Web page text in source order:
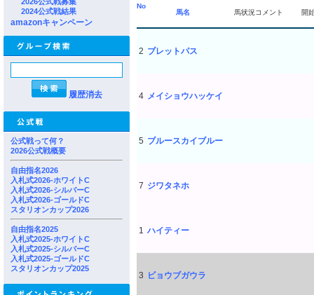
2024公式戦結果
amazonキャンペーン
履歴消去
公式戦って何？
2026公式戦概要
自由指名2026
入札式2026-ホワイトC
入札式2026-シルバーC
入札式2026-ゴールドC
スタリオンカップ2026
自由指名2025
入札式2025-ホワイトC
入札式2025-シルバーC
入札式2025-ゴールドC
スタリオンカップ2025
No
馬名
馬状況コメント 開
2 ブレットパス
4 メイショウハッケイ
5 ブルースカイブルー
7 ジワタネホ
1 ハイティー
3 ビョウブガウラ